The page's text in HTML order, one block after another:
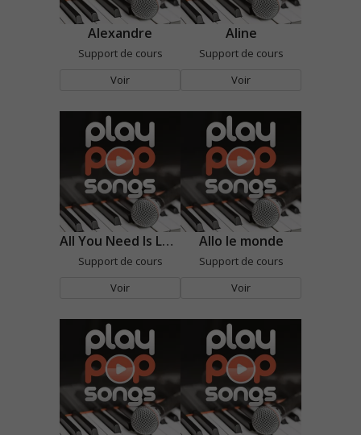
Alexandre
Support de cours
Voir
Aline
Support de cours
Voir
All You Need Is Love
Support de cours
Voir
Allo le monde
Support de cours
Voir